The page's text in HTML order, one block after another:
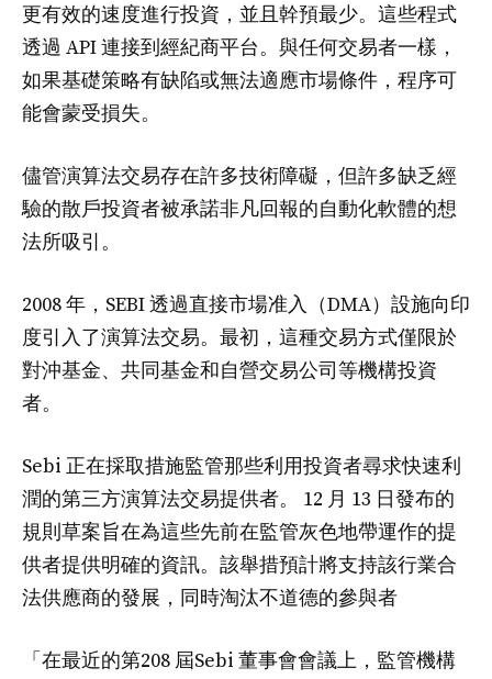
更有效的速度進行投資，並且幹預最少。這些程式
透過 API 連接到經紀商平台。與任何交易者一樣，
如果基礎策略有缺陷或無法適應市場條件，程序可
能會蒙受損失。
儘管演算法交易存在許多技術障礙，但許多缺乏經
驗的散戶投資者被承諾非凡回報的自動化軟體的想
法所吸引。
2008 年，SEBI 透過直接市場准入（DMA）設施向印
度引入了演算法交易。最初，這種交易方式僅限於
對沖基金、共同基金和自營交易公司等機構投資
者。
Sebi 正在採取措施監管那些利用投資者尋求快速利
潤的第三方演算法交易提供者。 12 月 13 日發布的
規則草案旨在為這些先前在監管灰色地帶運作的提
供者提供明確的資訊。該舉措預計將支持該行業合
法供應商的發展，同時淘汰不道德的參與者
「在最近的第208 屆Sebi 董事會會議上，監管機構